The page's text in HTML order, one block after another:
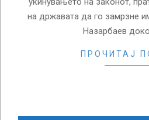
на државата да го замрзне
Назарбаев
ПРОЧИТАЈ